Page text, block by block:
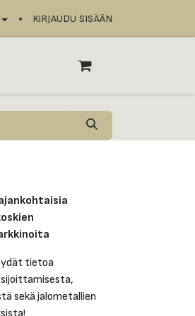
KIRJAUDU SISÄÄN
tietoa
sekä jalometallien